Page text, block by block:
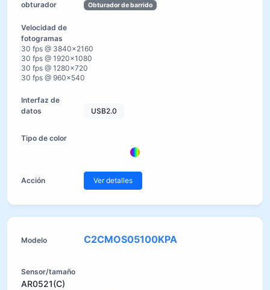
Obturador de barrido
30 fps @ 3840×2160
30 fps @ 1920×1080
30 fps @ 1280×720
30 fps @ 960×540
USB2.0
Ver detalles
C2CMOS05100KPA
AR0521(C)